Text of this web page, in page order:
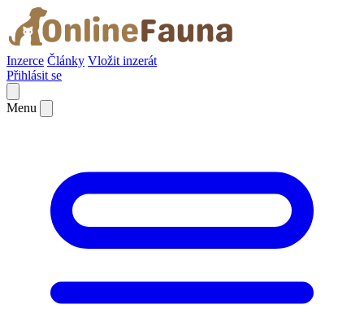
Inzerce Články Vložit inzerát
Přihlásit se
Menu